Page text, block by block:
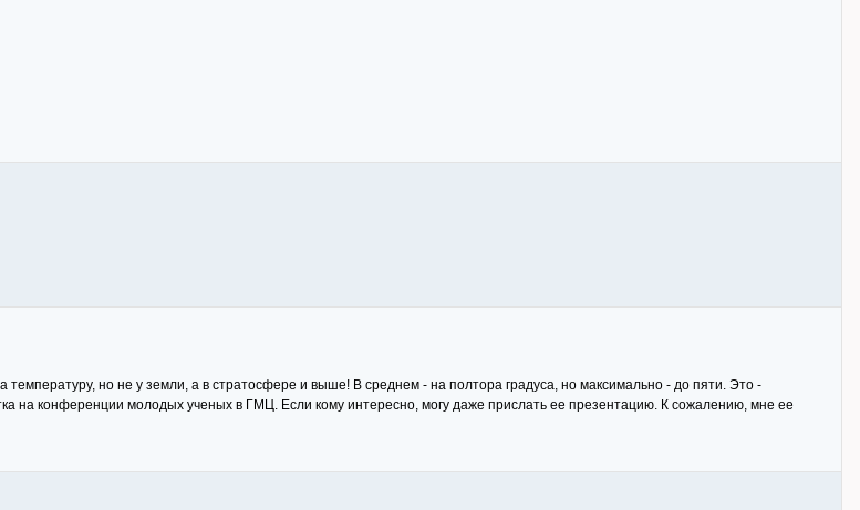
температуру, но не у земли, а в стратосфере и выше! В среднем - на полтора градуса, но максимально - до пяти. Это -
на конференции молодых ученых в ГМЦ. Если кому интересно, могу даже прислать ее презентацию. К сожалению, мне ее